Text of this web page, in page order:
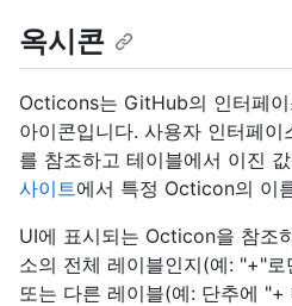
옥시콘
Octicons는 GitHub의 인터페
아이콘입니다. 사용자 인터페
를 참조하고 테이블에서 이진
사이트에서 특정 Octicon의 이
UI에 표시되는 Octicon을 참조
소의 전체 레이블인지(예: "+"
또는 다른 레이블(예: 단추에